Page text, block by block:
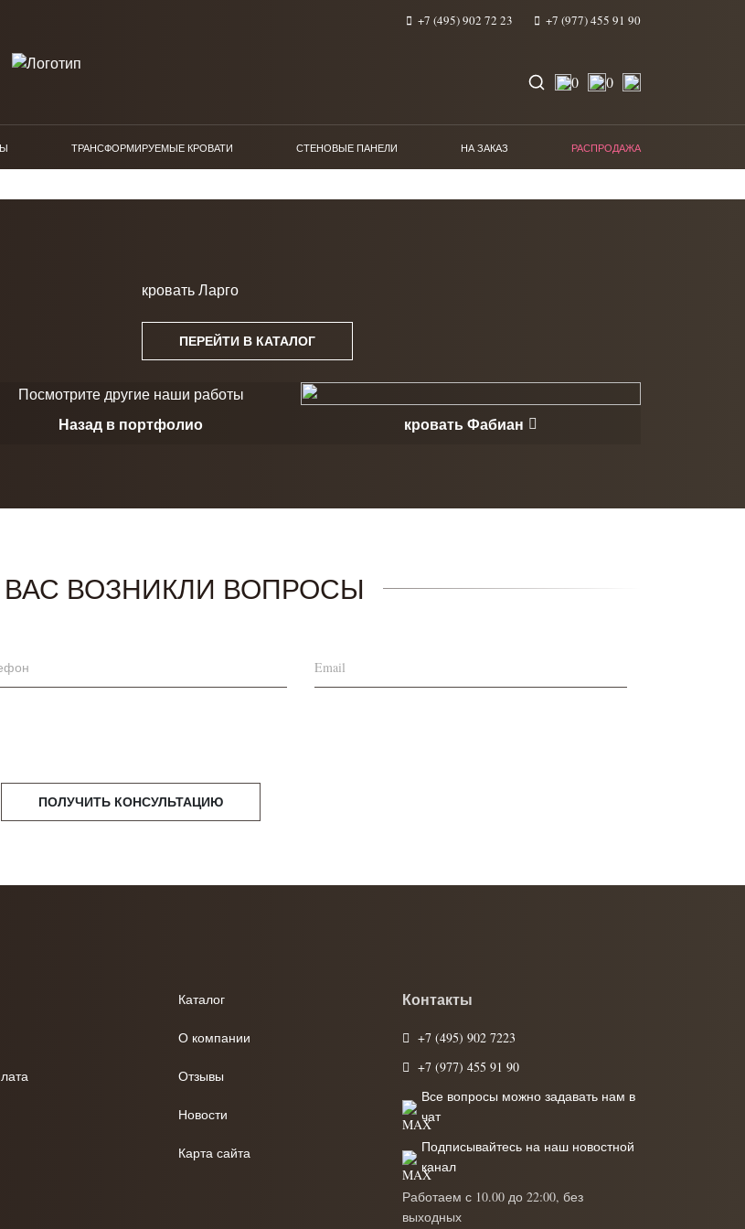
+7 (495) 902 72 23 +7 (977) 455 91 90
0 0
ТРАНСФОРМИРУЕМЫЕ КРОВАТИ СТЕНОВЫЕ ПАНЕЛИ НА ЗАКАЗ РАСПРОДАЖА
кровать Ларго
ПЕРЕЙТИ В КАТАЛОГ
Посмотрите другие наши работы
Назад в портфолио кровать Фабиан
ВАС ВОЗНИКЛИ ВОПРОСЫ
ПОЛУЧИТЬ КОНСУЛЬТАЦИЮ
Каталог
О компании
Отзывы
Новости
Карта сайта
Контакты
+7 (495) 902 7223
+7 (977) 455 91 90
Все вопросы можно задавать нам в
чат
Подписывайтесь на наш новостной
канал
Работаем с 10.00 до 22:00, без
выходных